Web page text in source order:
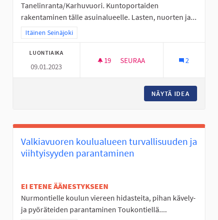
Tanelinranta/Karhuvuori. Kuntoportaiden
rakentaminen tälle asuinalueelle. Lasten, nuorten ja...
Rajaa tulokset teeman mukaan: Itäinen Seinäjoki
Itäinen Seinäjoki
LUONTIAIKA
09.01.2023
19 19 SEURAAJAA
SEURAA 2
NÄYTÄ IDEA
Valkiavuoren koulualueen turvallisuuden ja
viihtyisyyden parantaminen
EI ETENE ÄÄNESTYKSEEN
Nurmontielle koulun viereen hidasteita, pihan kävely-
ja pyöräteiden parantaminen Toukontiellä....